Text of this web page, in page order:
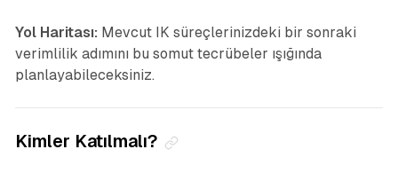
Yol Haritası: Mevcut IK süreçlerinizdeki bir sonraki
verimlilik adımını bu somut tecrübeler ışığında
planlayabileceksiniz.
Kimler Katılmalı?